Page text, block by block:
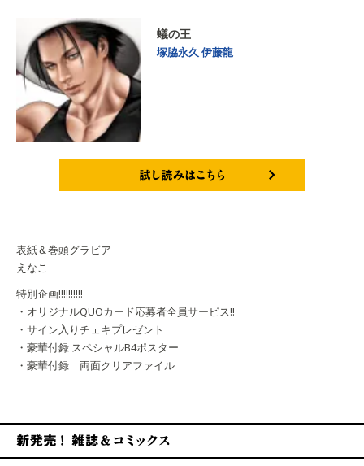
蟻の王
塚脇永久伊藤龍
表紙＆巻頭グラビア
えなこ
特別企画!!!!!!!!!!
・オリジナルQUOカード応募者全員サービス!!
・サイン入りチェキプレゼント
・豪華付録 スペシャルB4ポスター
・豪華付録 両面クリアファイル